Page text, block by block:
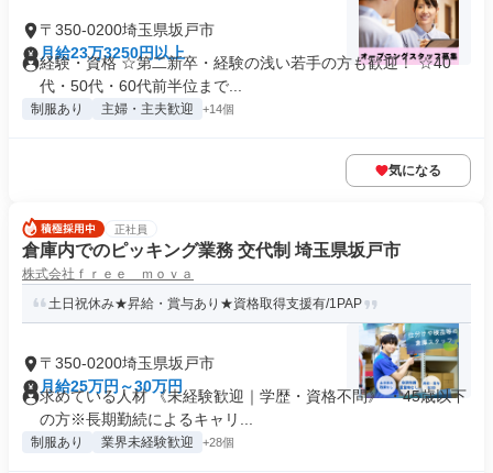
〒350-0200埼玉県坂戸市
月給23万3250円以上
経験・資格 ☆第二新卒・経験の浅い若手の方も歓迎！ ☆40
代・50代・60代前半位まで...
制服あり 主婦・主夫歓迎 +14個
気になる
正社員
倉庫内でのピッキング業務 交代制 埼玉県坂戸市
株式会社ｆｒｅｅ ｍｏｖａ
土日祝休み★昇給・賞与あり★資格取得支援有/1PAP
〒350-0200埼玉県坂戸市
月給25万円～30万円
求めている人材 《未経験歓迎｜学歴・資格不問》 ・45歳以下
の方※長期勤続によるキャリ...
制服あり 業界未経験歓迎 +28個